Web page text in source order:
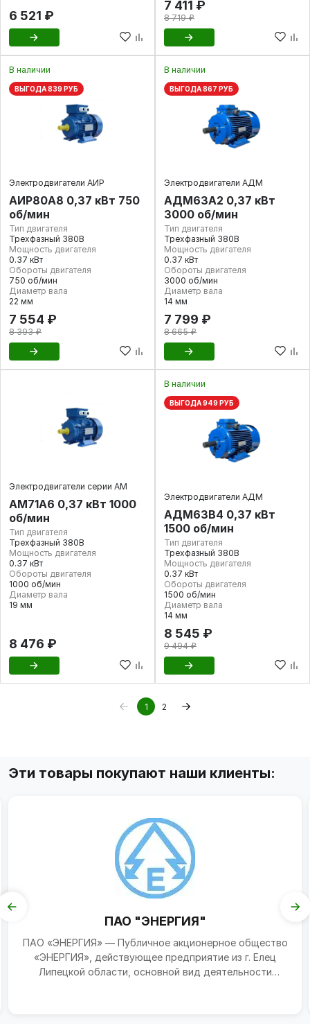
6 521 ₽
7 411 ₽
8 719 ₽
В наличии
ВЫГОДА 839 РУБ
Электродвигатели АИР
АИР80А8 0,37 кВт 750
об/мин
Тип двигателя
Трехфазный 380В
Мощность двигателя
0.37 кВт
Обороты двигателя
750 об/мин
Диаметр вала
22 мм
7 554 ₽
8 393 ₽
В наличии
ВЫГОДА 867 РУБ
Электродвигатели АДМ
АДМ63А2 0,37 кВт
3000 об/мин
Тип двигателя
Трехфазный 380В
Мощность двигателя
0.37 кВт
Обороты двигателя
3000 об/мин
Диаметр вала
14 мм
7 799 ₽
8 665 ₽
Электродвигатели серии АМ
АМ71А6 0,37 кВт 1000
об/мин
Тип двигателя
Трехфазный 380В
Мощность двигателя
0.37 кВт
Обороты двигателя
1000 об/мин
Диаметр вала
19 мм
8 476 ₽
В наличии
ВЫГОДА 949 РУБ
Электродвигатели АДМ
АДМ63В4 0,37 кВт
1500 об/мин
Тип двигателя
Трехфазный 380В
Мощность двигателя
0.37 кВт
Обороты двигателя
1500 об/мин
Диаметр вала
14 мм
8 545 ₽
9 494 ₽
1 2
Эти товары покупают наши клиенты:
ПАО "ЭНЕРГИЯ"
ПАО «ЭНЕРГИЯ» — Публичное акционерное общество
«ЭНЕРГИЯ», действующее предприятие из г. Елец
Липецкой области, основной вид деятельности